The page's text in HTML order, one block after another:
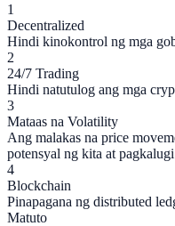
1
Decentralized
Hindi kinokontrol ng mga
2
24/7 Trading
Hindi natutulog ang mga
3
Mataas na Volatility
Ang malakas na price
potensyal ng kita at pagkalugi
4
Blockchain
Pinapagana ng distributed
Matuto